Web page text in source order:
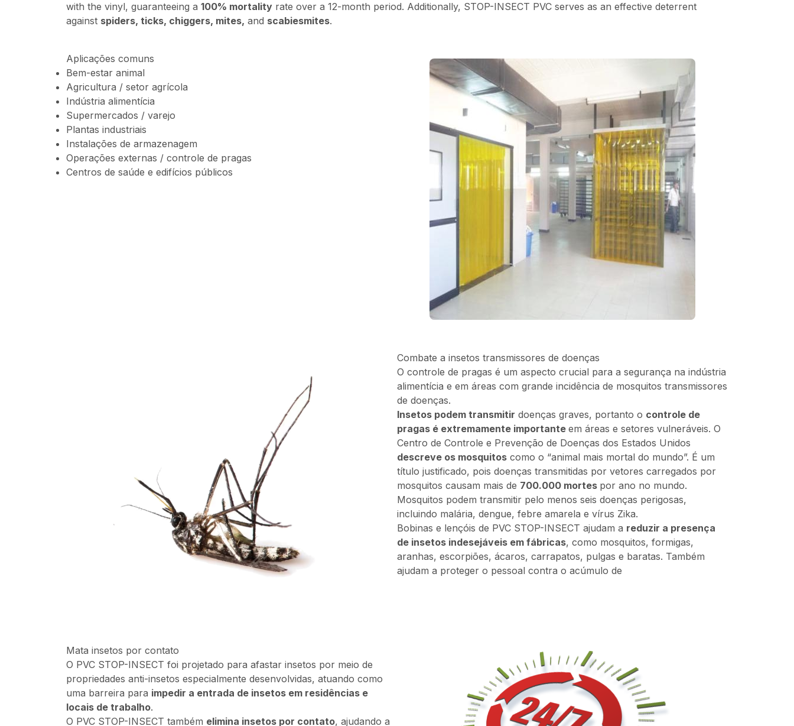
with the vinyl, guaranteeing a 100% mortality rate over a 12-month period. Additionally, STOP-INSECT PVC serves as an effective deterrent
against spiders, ticks, chiggers, mites, and scabiesmites.
Aplicações comuns
Bem-estar animal
Agricultura / setor agrícola
Indústria alimentícia
Supermercados / varejo
Plantas industriais
Instalações de armazenagem
Operações externas / controle de pragas
Centros de saúde e edifícios públicos
Combate a insetos transmissores de doenças
O controle de pragas é um aspecto crucial para a segurança na indústria
alimentícia e em áreas com grande incidência de mosquitos transmissores
de doenças.
Insetos podem transmitir doenças graves, portanto o controle de
pragas é extremamente importante em áreas e setores vulneráveis. O
Centro de Controle e Prevenção de Doenças dos Estados Unidos
descreve os mosquitos como o “animal mais mortal do mundo”. É um
título justificado, pois doenças transmitidas por vetores carregados por
mosquitos causam mais de 700.000 mortes por ano no mundo.
Mosquitos podem transmitir pelo menos seis doenças perigosas,
incluindo malária, dengue, febre amarela e vírus Zika.
Bobinas e lençóis de PVC STOP-INSECT ajudam a reduzir a presença
de insetos indesejáveis em fábricas, como mosquitos, formigas,
aranhas, escorpiões, ácaros, carrapatos, pulgas e baratas. Também
ajudam a proteger o pessoal contra o acúmulo de
Mata insetos por contato
O PVC STOP-INSECT foi projetado para afastar insetos por meio de
propriedades anti-insetos especialmente desenvolvidas, atuando como
uma barreira para impedir a entrada de insetos em residências e
locais de trabalho.
O PVC STOP-INSECT também elimina insetos por contato, ajudando a